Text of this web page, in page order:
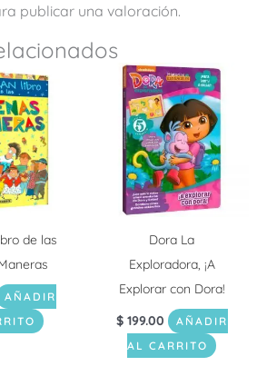
publicar una valoración.
de las
AÑADIR
Dora La
Exploradora, ¡A
Explorar con Dora!
$199.00
AÑADIR
AL CARRITO